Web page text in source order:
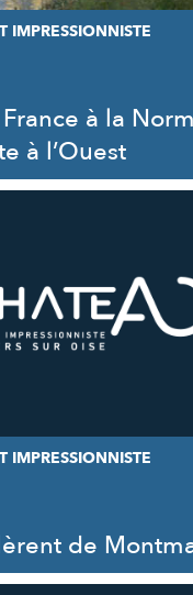
IMPRESSIONNISTE
à la
à l’Ouest
IMPRESSIONNISTE
de